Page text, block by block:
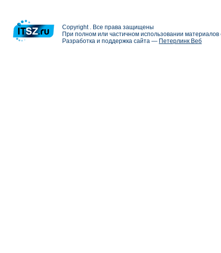
Copyright . Все права защищены
При полном или частичном использовании
Разработка и поддержка сайта — Петерлинк Веб